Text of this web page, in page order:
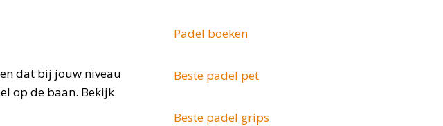
dat bij jouw niveau
op de baan. Bekijk
Padel boeken
Beste padel pet
Beste padel grips